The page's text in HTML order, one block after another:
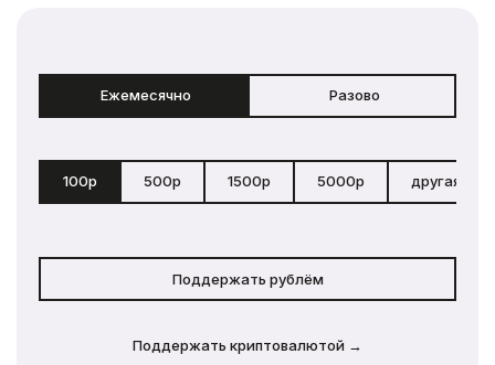
Ежемесячно Разово
100р 500р 1500р 5000р другая
Поддержать рублём
Поддержать криптовалютой →